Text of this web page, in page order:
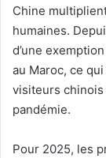
Chine
humaines.
d’une
au Maroc, ce
visiteurs chinois
pandémie.
Pour 2025, les